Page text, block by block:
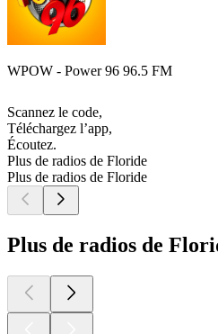
WPOW - Power 96 96.5 FM
Scannez le code,
Téléchargez l’app,
Écoutez.
Plus de radios de Floride
Plus de radios de Floride
Plus de radios de